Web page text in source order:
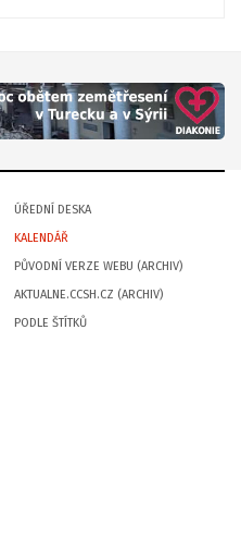
ÚŘEDNÍ DESKA
KALENDÁŘ
PŮVODNÍ VERZE WEBU (ARCHIV)
AKTUALNE.CCSH.CZ (ARCHIV)
PODLE ŠTÍTKŮ